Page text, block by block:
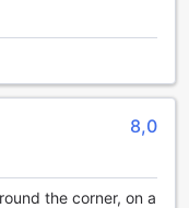
Насладете се на
стая и услуги за
осигуряват
на консиерж
за да ви помогне с
8,0
the corner, on a